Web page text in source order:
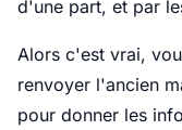
d'une part, et par
Alors c'est vrai,
renvoyer l'ancien
pour donner les